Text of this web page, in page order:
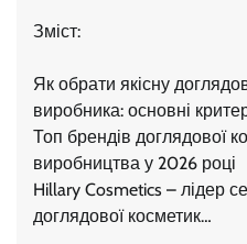
Зміст:
Як обрати якісну
виробника: основні
Топ брендів доглядової
виробництва у 2026 році
Hillary Cosmetics – лідер
доглядової косметик…